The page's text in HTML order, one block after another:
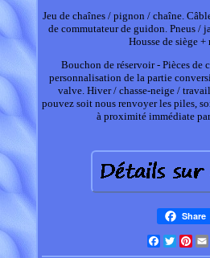
Jeu de chaînes / pignon / chaîne.
de commutateur de guidon. Pneus /
Housse de siège +
Bouchon de réservoir - Pièces de
personnalisation de la partie
valve. Hiver / chasse-neige /
pouvez soit nous renvoyer les piles,
à proximité immédiate
Share
Facebook
Twitter